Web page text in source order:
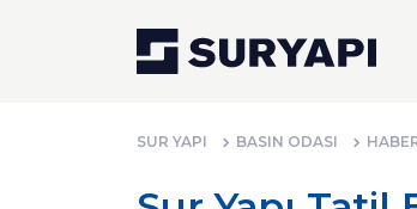
SUR YAPI BASIN ODASI